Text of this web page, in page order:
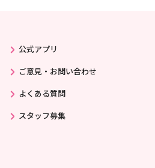
公式アプリ
ご意見・お問い合わせ
よくある質問
スタッフ募集